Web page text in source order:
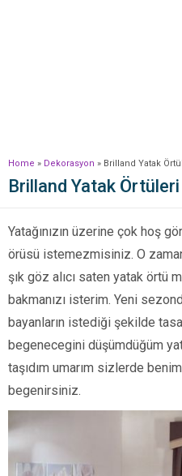
Home » Dekorasyon » Brilland Yatak
Brilland Yatak Örtüleri
Yatağınızın üzerine çok hoş
örüsü istemezmisiniz. O
şık göz alıcı saten yatak örtü
bakmanızı isterim. Yeni
bayanların istediği şekilde
begenecegini düşümdüğüm
taşıdım umarım sizlerde
begenirsiniz.